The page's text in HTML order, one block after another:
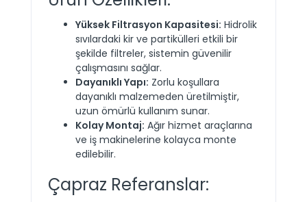
Yüksek Filtrasyon Kapasitesi: Hidrolik
sıvılardaki kir ve partikülleri etkili bir
şekilde filtreler, sistemin güvenilir
çalışmasını sağlar.
Dayanıklı Yapı: Zorlu koşullara
dayanıklı malzemeden üretilmiştir,
uzun ömürlü kullanım sunar.
Kolay Montaj: Ağır hizmet araçlarına
ve iş makinelerine kolayca monte
edilebilir.
Çapraz Referanslar: